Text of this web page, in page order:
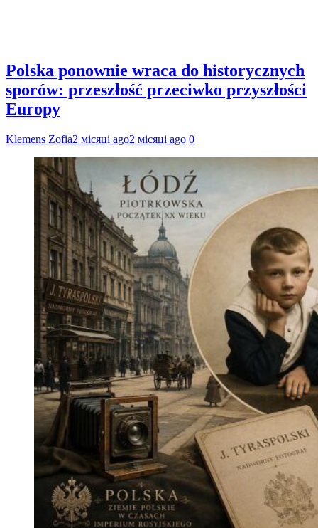
Polska ponownie wraca do historycznych
sporów: przeszłość przeciwko przyszłości
Europy
Klemens Zofia2 місяці ago2 місяці ago 0